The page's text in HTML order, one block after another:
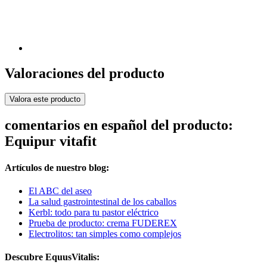
Valoraciones del producto
Valora este producto
comentarios en español del producto:
Equipur vitafit
Artículos de nuestro blog:
El ABC del aseo
La salud gastrointestinal de los caballos
Kerbl: todo para tu pastor eléctrico
Prueba de producto: crema FUDEREX
Electrolitos: tan simples como complejos
Descubre EquusVitalis: